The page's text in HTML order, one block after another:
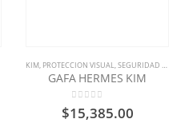
KIM, PROTECCION VISUAL,SEGURIDAD INDUSTRIAL
GAFA HERMES KIM
0 out of 5
$15,385.00